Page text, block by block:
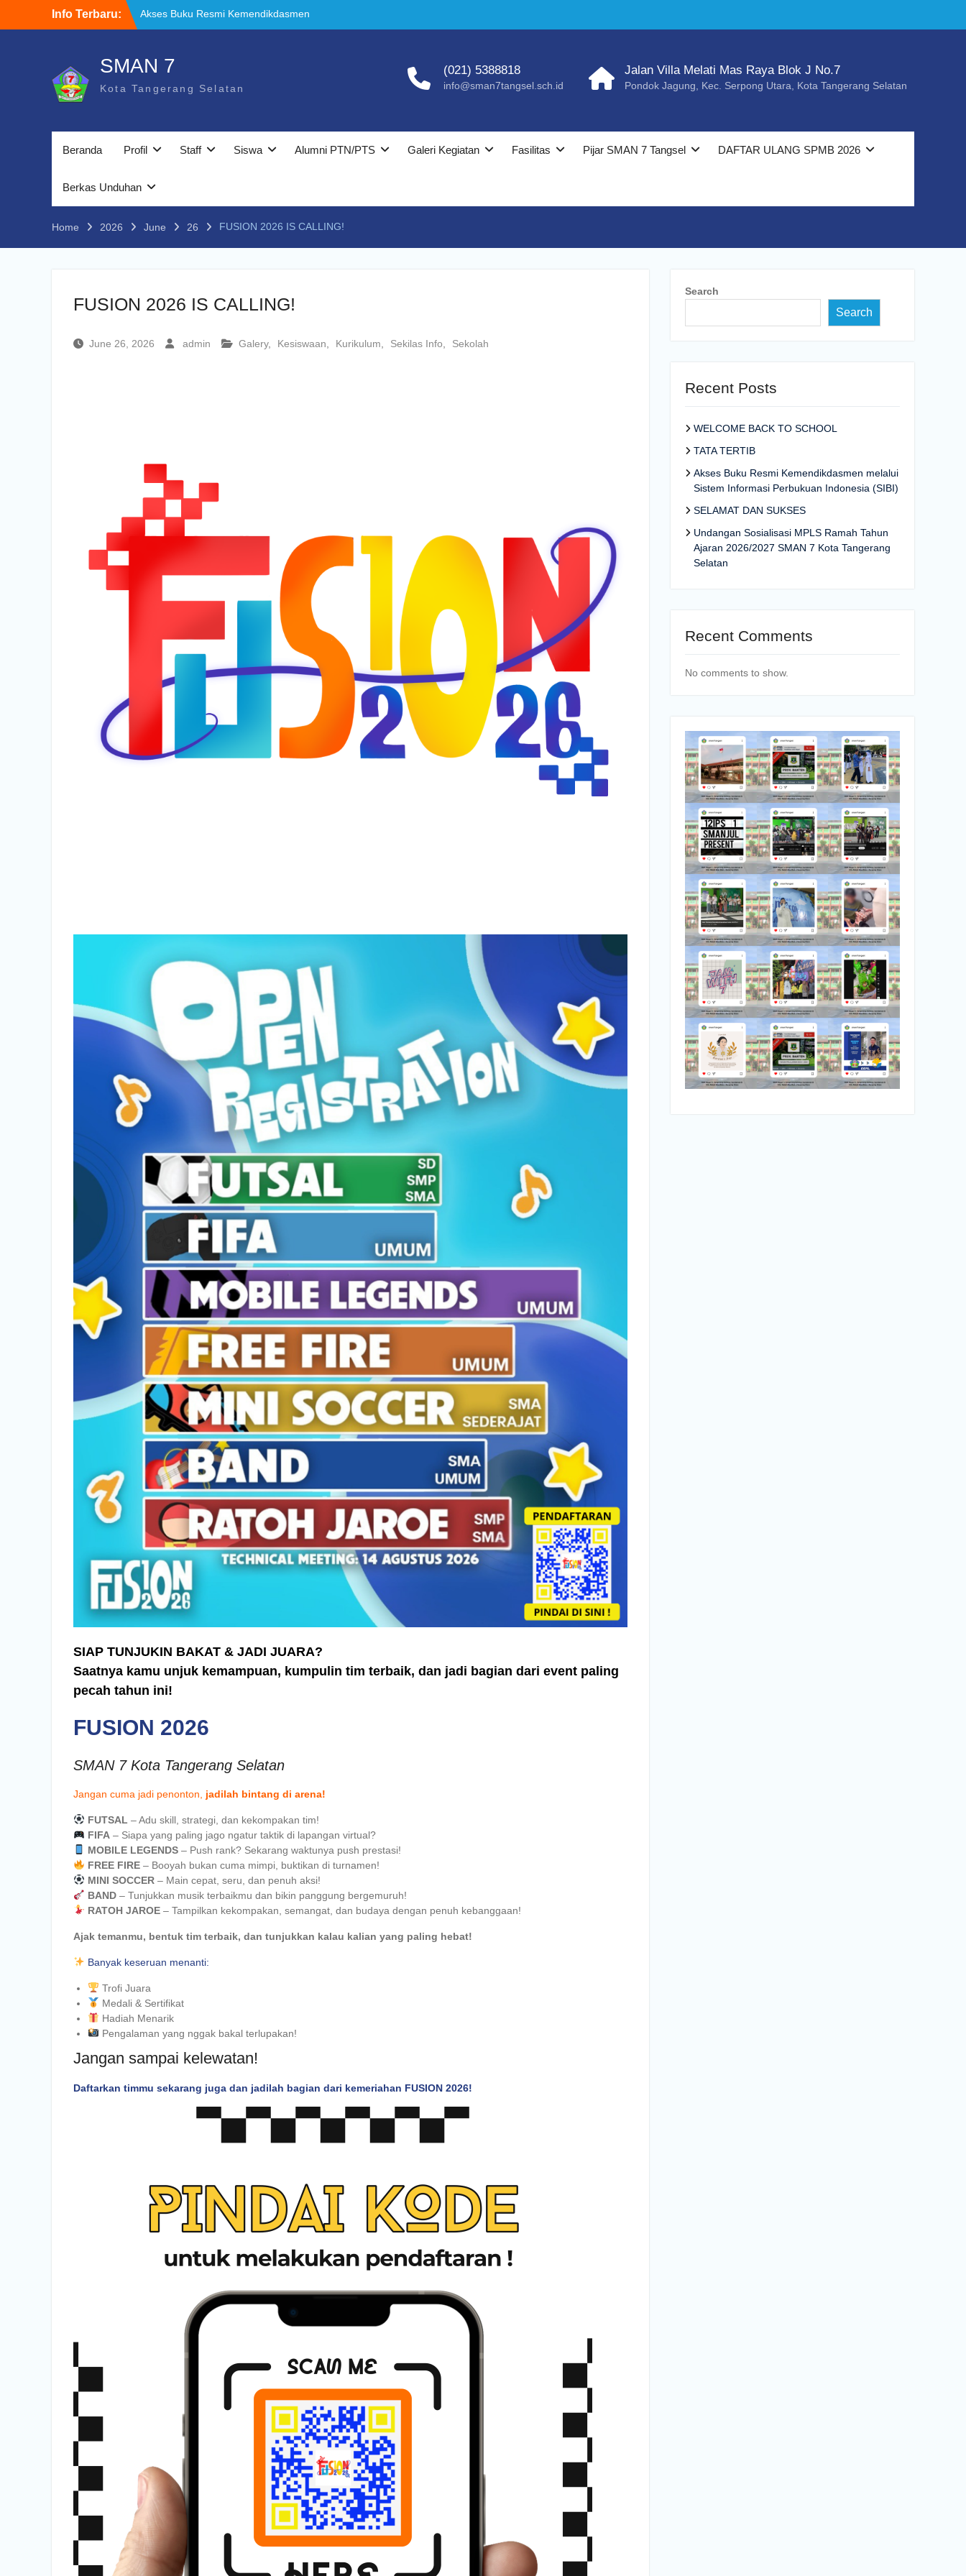
Info Terbaru:
Akses Buku Resmi Kemendikdasmen
melalui Sistem Informasi Perbukuan
WELCOME BACK TO SCHOOL
TATA TERTIB
SMAN 7
Kota Tangerang Selatan
(021) 5388818
info@sman7tangsel.sch.id
Jalan Villa Melati Mas Raya Blok J No.7
Pondok Jagung, Kec. Serpong Utara, Kota Tangerang Selatan
Beranda Profil Staff Siswa Alumni PTN/PTS Galeri Kegiatan Fasilitas Pijar SMAN 7 Tangsel DAFTAR ULANG SPMB 2026
Berkas Unduhan
Home 2026 June 26 FUSION 2026 IS CALLING!
FUSION 2026 IS CALLING!
June 26, 2026 admin Galery, Kesiswaan Kurikulum Sekilas Info Sekolah
SIAP TUNJUKIN BAKAT & JADI JUARA?
Saatnya kamu unjuk kemampuan, kumpulin tim terbaik, dan jadi bagian dari event paling
pecah tahun ini!
FUSION 2026
SMAN 7 Kota Tangerang Selatan
Jangan cuma jadi penonton, jadilah bintang di arena!
FUTSAL – Adu skill, strategi, dan kekompakan tim!
FIFA– Siapa yang paling jago ngatur taktik di lapangan virtual?
MOBILE LEGENDS– Push rank? Sekarang waktunya push prestasi!
FREE FIRE– Booyah bukan cuma mimpi, buktikan di turnamen!
MINI SOCCER– Main cepat, seru, dan penuh aksi!
BAND– Tunjukkan musik terbaikmu dan bikin panggung bergemuruh!
RATOH JAROE– Tampilkan kekompakan, semangat, dan budaya dengan penuh kebanggaan!
Ajak temanmu, bentuk tim terbaik, dan tunjukkan kalau kalian yang paling hebat!
Banyak keseruan menanti:
Trofi Juara
Medali & Sertifikat
Hadiah Menarik
Pengalaman yang nggak bakal terlupakan!
Jangan sampai kelewatan!
Daftarkan timmu sekarang juga dan jadilah bagian dari kemeriahan FUSION 2026!
Search
Search
Recent Posts
WELCOME BACK TO SCHOOL
TATA TERTIB
Akses Buku Resmi Kemendikdasmen melalui
Sistem Informasi Perbukuan Indonesia (SIBI)
SELAMAT DAN SUKSES
Undangan Sosialisasi MPLS Ramah Tahun
Ajaran 2026/2027 SMAN 7 Kota Tangerang
Selatan
Recent Comments
No comments to show.